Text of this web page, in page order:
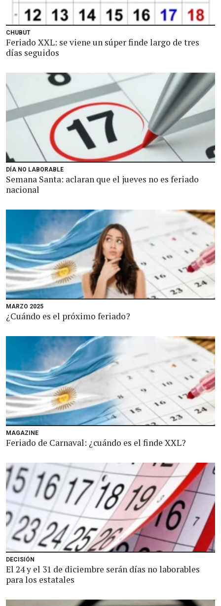
CHUBUT
Feriado XXL: se viene un súper finde largo de tres
días seguidos
DÍA NO LABORABLE
Semana Santa: aclaran que el jueves no es feriado
nacional
MARZO 2025
¿Cuándo es el próximo feriado?
MAGAZINE
Feriado de Carnaval: ¿cuándo es el finde XXL?
DECISIÓN
El 24 y el 31 de diciembre serán días no laborables
para los estatales